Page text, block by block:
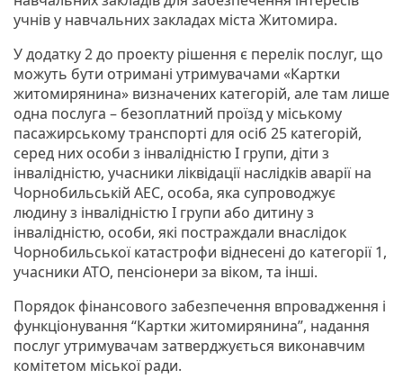
учнів у навчальних закладах міста Житомира.
У додатку 2 до проекту рішення є перелік послуг, що
можуть бути отримані утримувачами «Картки
житомирянина» визначених категорій, але там лише
одна послуга – безоплатний проїзд у міському
пасажирському транспорті для осіб 25 категорій,
серед них особи з інвалідністю I групи, діти з
інвалідністю, учасники ліквідації наслідків аварії на
Чорнобильській АЕС, особа, яка супроводжує
людину з інвалідністю I групи або дитину з
інвалідністю, особи, які постраждали внаслідок
Чорнобильської катастрофи віднесені до категорії 1,
учасники АТО, пенсіонери за віком, та інші.
Порядок фінансового забезпечення впровадження і
функціонування “Картки житомирянина”, надання
послуг утримувачам затверджується виконавчим
комітетом міської ради.